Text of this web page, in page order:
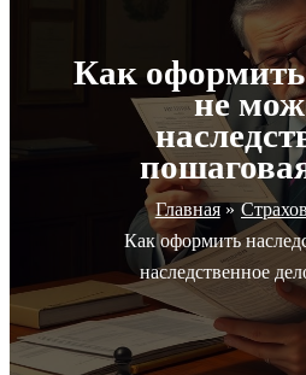
Как оформить
не
Главная
Как оформить
наследственное